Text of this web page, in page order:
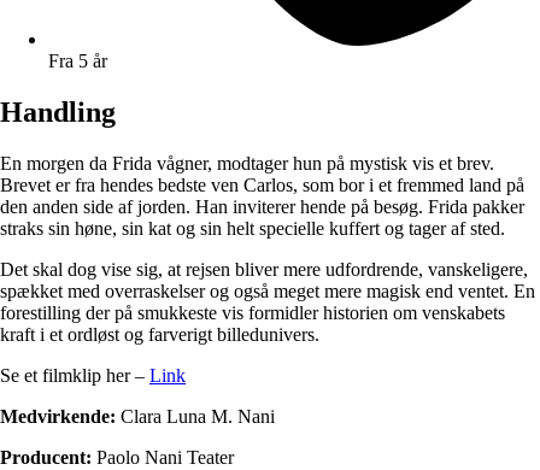
Fra 5 år
Handling
En morgen da Frida vågner, modtager hun på mystisk vis et brev.
Brevet er fra hendes bedste ven Carlos, som bor i et fremmed land på
den anden side af jorden. Han inviterer hende på besøg. Frida pakker
straks sin høne, sin kat og sin helt specielle kuffert og tager af sted.
Det skal dog vise sig, at rejsen bliver mere udfordrende, vanskeligere,
spækket med overraskelser og også meget mere magisk end ventet. En
forestilling der på smukkeste vis formidler historien om venskabets
kraft i et ordløst og farverigt billedunivers.
Se et filmklip her – Link
Medvirkende: Clara Luna M. Nani
Producent: Paolo Nani Teater